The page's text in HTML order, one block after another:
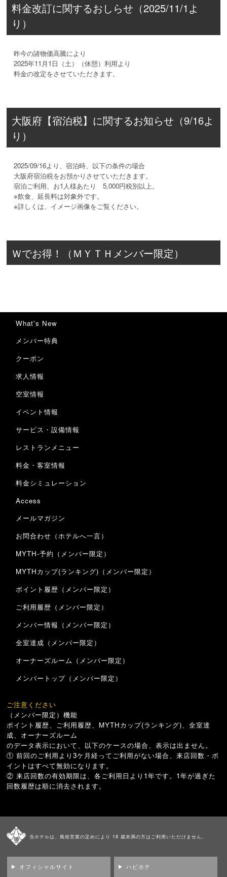
料金改訂に関するおしらせ（2025/11/1よ
り）
昨今の諸物価高騰により
2025年11月1日（土）（休憩）利用より
料金の改定をさせていただきます。
大阪府【宿泊税】に関するお知らせ（9/16よ
り）
2025/09/16より、宿泊時、以下の条件の場合
大阪府宿泊税をお預かりさせていただきます。
宿泊ご利用、お1人様あたり 5,000円税別以上。
※飲食、延長料は対象外です。
※詳しくは、イメージ画像をご覧ください。
Ｗでお得！（ＭＹＴＨメンバー限定）
What's New
メンバー特典
クーポン
求人情報
空室情報
イベント情報
サービス・設備情報
レストランメニュー
料金・客室情報
料金シミュレーション
Access
メールマガジン
お問合わせ（ホテルへ一言）
MYTH-予約（メンバー限定）
MYTHカップ(ランキング)（メンバー限定）
ポイント履歴（メンバー限定）
ご利用履歴（メンバー限定）
メンバー情報（メンバー限定）
全室達成（メンバー限定）
オーナーズルーム（メンバー限定）
メンバートップ（メンバー限定）
ご注意ください
（メンバー限定）機能
ポイント履歴、ご利用履歴、MYTHカップ(ランキング)、全室達
成、オーナーズルーム
のデータ表示において、以下のケースの場合、表示は出ません。
① 前回のご利用より3ケ月経ってご利用がない場合、来店回数・ポ
イントはすべて無効になります。
② 来店回数の有効期限は、各ご利用日より1年です。1年が過ぎた
回数履歴は順に消去されます。
当ホテルは、風俗営業の定めにより 18 歳未満の方はご利用いただけません。
オフィシャルサイト ハピホテ